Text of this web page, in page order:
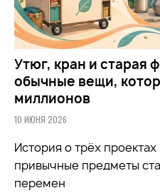
Утюг, кран и старая
обычные вещи,
миллионов
10 ИЮНЯ 2026
История о трёх
привычные предметы
перемен